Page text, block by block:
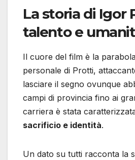
La storia di Igor
talento e
Il cuore del film è la
personale di Protti,
lasciare il segno ovunque
campi di provincia fino ai
carriera è stata
sacrificio e identità.
Un dato su tutti racconta la